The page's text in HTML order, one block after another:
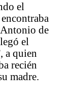
el
de
el
a quien
recién
madre.